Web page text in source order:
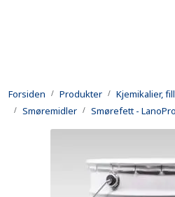
Forsiden Produkter
Kjemikalier,
Smøremidler
Smørefett -
Utleie
Forsvarsindustri